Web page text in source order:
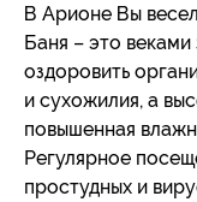
В Арионе Вы
Баня – это
оздоровить
и сухожилия, а
повышенная
Регулярное
простудных и